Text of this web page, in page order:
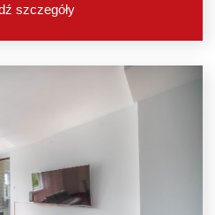
szczegóły